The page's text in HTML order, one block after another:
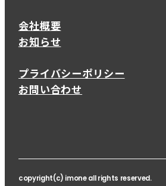
会社概要
お知らせ
プライバシーポリシー
お問い合わせ
copyright(c) imone all rights reserved.